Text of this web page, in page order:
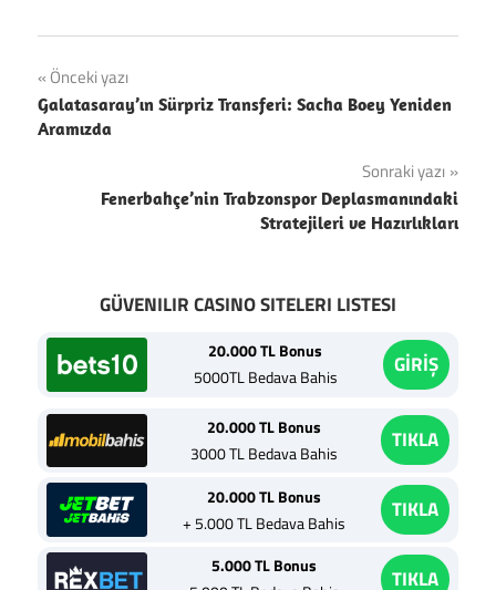
Yazı
gezinmesi
Önceki yazı
Galatasaray’ın Sürpriz Transferi: Sacha Boey Yeniden
Aramızda
Sonraki yazı
Fenerbahçe’nin Trabzonspor Deplasmanındaki
Stratejileri ve Hazırlıkları
GÜVENILIR CASINO SITELERI LISTESI
20.000 TL Bonus
5000TL Bedava Bahis
GİRİŞ
20.000 TL Bonus
3000 TL Bedava Bahis
TIKLA
20.000 TL Bonus
+ 5.000 TL Bedava Bahis
TIKLA
5.000 TL Bonus
TIKLA